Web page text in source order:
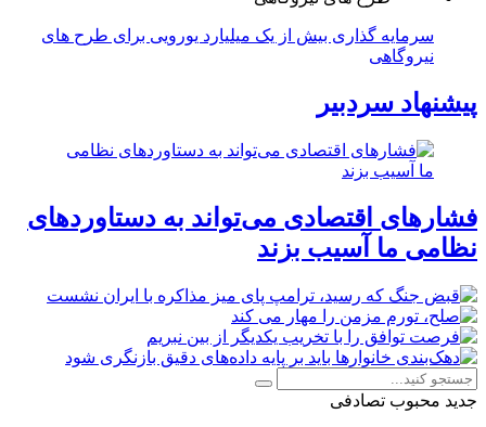
سرمایه گذاری بیش از یک میلیارد یورویی برای طرح های
نیروگاهی
پیشنهاد سردبیر
فشارهای اقتصادی می‌تواند به دستاوردهای
نظامی ما آسیب بزند
جدید محبوب تصادفی